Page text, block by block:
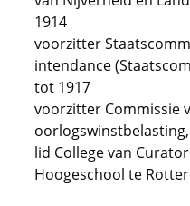
1914
voorzitter
intendance
tot 1917
voorzitter Commissie
lid College van
Hoogeschool te